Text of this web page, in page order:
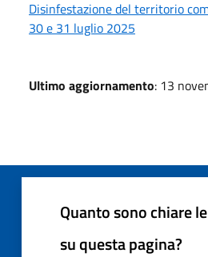
Disinfestazione del territorio
30 e 31 luglio 2025
Ultimo aggiornamento: 13
Quanto sono chiare
su questa pagina?